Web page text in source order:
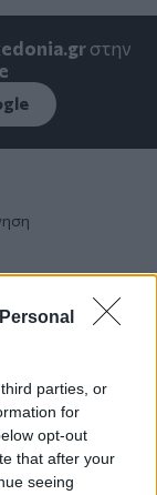
parties, or
for
opt-out
that after your
seeing
στην